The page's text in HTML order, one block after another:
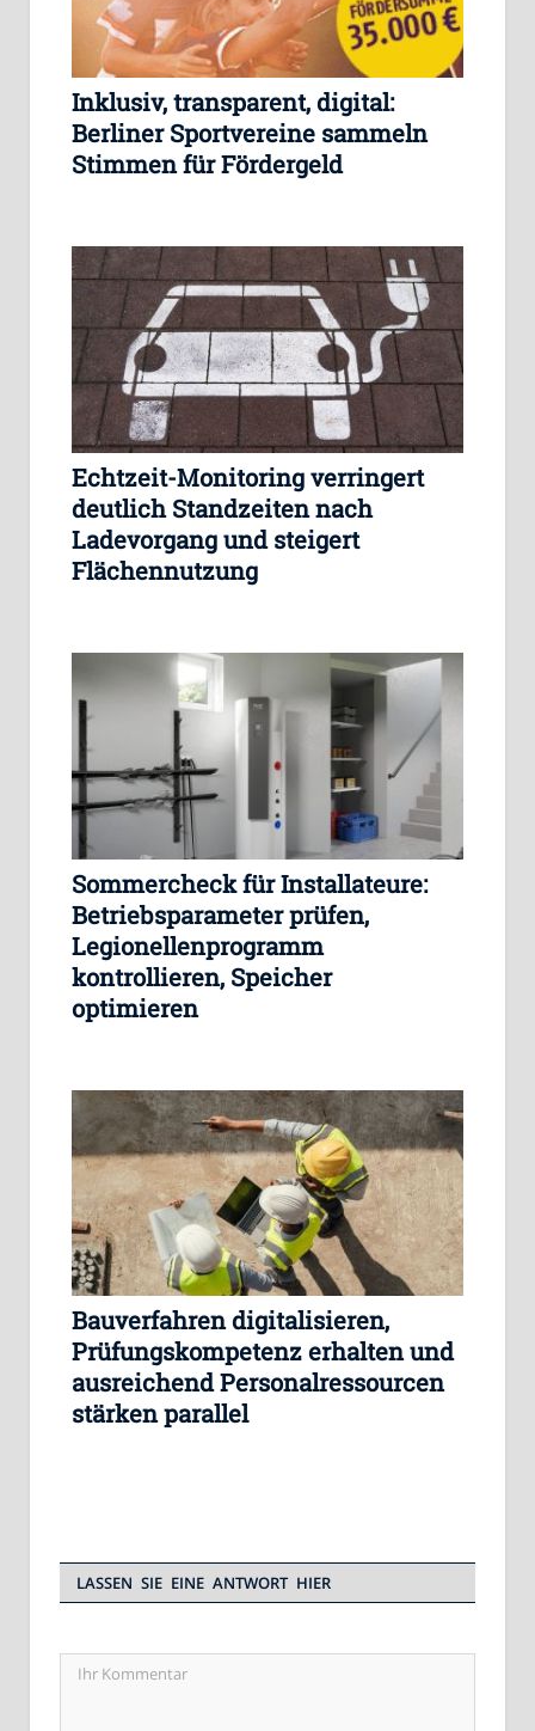
Inklusiv, transparent, digital:
Berliner Sportvereine sammeln
Stimmen für Fördergeld
Echtzeit-Monitoring verringert
deutlich Standzeiten nach
Ladevorgang und steigert
Flächennutzung
Sommercheck für Installateure:
Betriebsparameter prüfen,
Legionellenprogramm
kontrollieren, Speicher
optimieren
Bauverfahren digitalisieren,
Prüfungskompetenz erhalten und
ausreichend Personalressourcen
stärken parallel
LASSEN SIE EINE ANTWORT HIER